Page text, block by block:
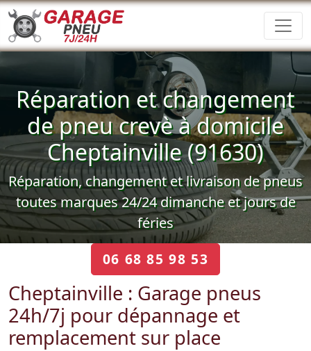
Réparation et changement
de pneu crevè à domicile
Cheptainville (91630)
Réparation, changement et livraison de pneus
toutes marques 24/24 dimanche et jours de
féries
06 68 85 98 53
Cheptainville : Garage pneus
24h/7j pour dépannage et
remplacement sur place